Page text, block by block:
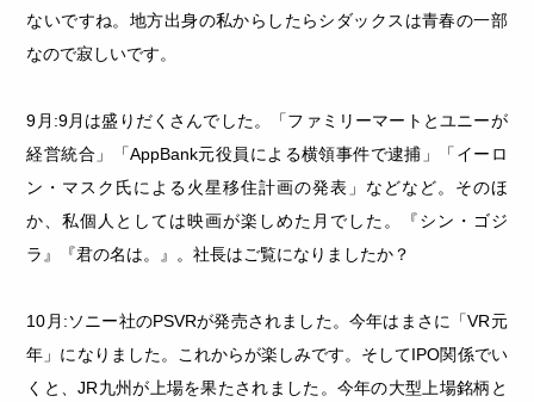
ないですね。地方出身の私からしたらシダックスは青春の一部
なので寂しいです。
9月:9月は盛りだくさんでした。「ファミリーマートとユニーが
経営統合」「AppBank元役員による横領事件で逮捕」「イーロ
ン・マスク氏による火星移住計画の発表」などなど。そのほ
か、私個人としては映画が楽しめた月でした。『シン・ゴジ
ラ』『君の名は。』。社長はご覧になりましたか？
10月:ソニー社のPSVRが発売されました。今年はまさに「VR元
年」になりました。これからが楽しみです。そしてIPO関係でい
くと、JR九州が上場を果たされました。今年の大型上場銘柄と